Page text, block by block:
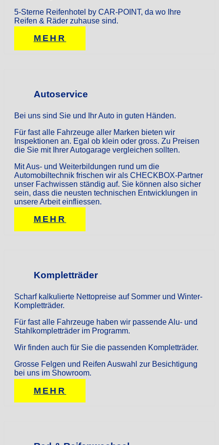
5-Sterne Reifenhotel by CAR-POINT, da wo Ihre
Reifen & Räder zuhause sind.
MEHR
Autoservice
Bei uns sind Sie und Ihr Auto in guten Händen.
Für fast alle Fahrzeuge aller Marken bieten wir
Inspektionen an. Egal ob klein oder gross. Zu Preisen
die Sie mit Ihrer Autogarage vergleichen sollten.
Mit Aus- und Weiterbildungen rund um die
Automobiltechnik frischen wir als CHECKBOX-Partner
unser Fachwissen ständig auf. Sie können also sicher
sein, dass die neusten technischen Entwicklungen in
unsere Arbeit einfliessen.
MEHR
Kompletträder
Scharf kalkulierte Nettopreise auf Sommer und Winter-
Kompletträder.
Für fast alle Fahrzeuge haben wir passende Alu- und
Stahlkompletträder im Programm.
Wir finden auch für Sie die passenden Kompletträder.
Grosse Felgen und Reifen Auswahl zur Besichtigung
bei uns im Showroom.
MEHR